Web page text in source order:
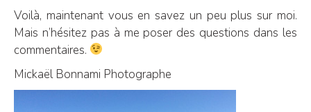
Voilà, maintenant vous en savez un peu plus sur moi.
Mais n’hésitez pas à me poser des questions dans les
commentaires.
Mickaël Bonnami Photographe